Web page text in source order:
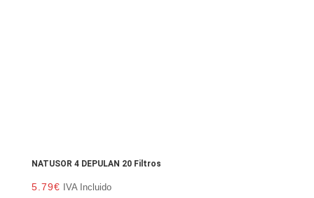
NATUSOR 4 DEPULAN 20 Filtros
5.79€ IVA Incluido